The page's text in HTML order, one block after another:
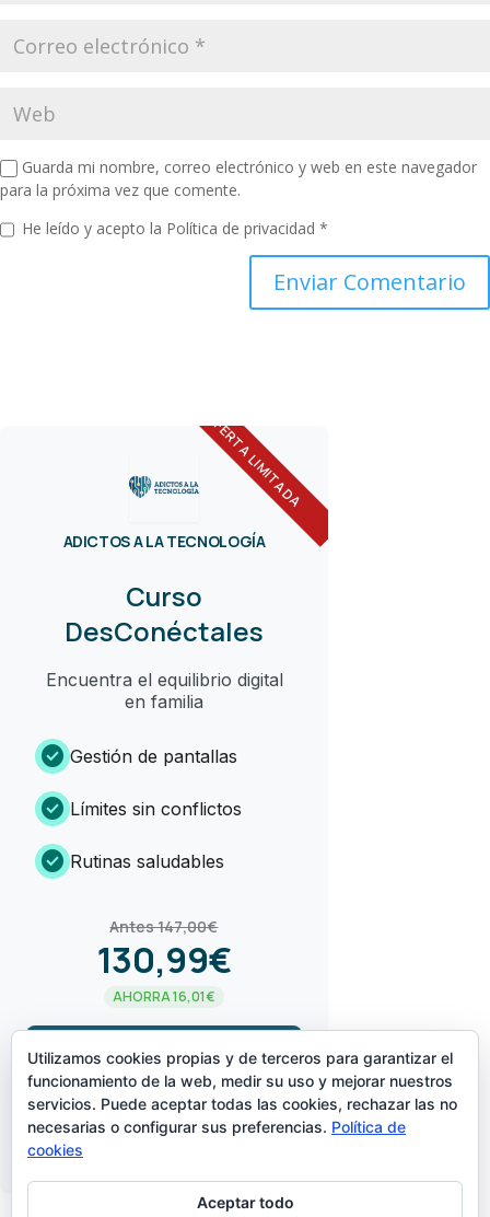
Guarda mi nombre, correo electrónico y web en este navegador
para la próxima vez que comente.
He leído y acepto la Política de privacidad *
OFERTA LIMITADA
ADICTOS A LA TECNOLOGÍA
Curso
DesConéctales
Encuentra el equilibrio digital
en familia
check_circle Gestión de pantallas
check_circle Límites sin conflictos
check_circle Rutinas saludables
Antes 147,00€
130,99€
AHORRA 16,01€
¡LO QUIERO!arrow_forward
CREADO POR
Utilizamos cookies propias y de terceros para garantizar el
funcionamiento de la web, medir su uso y mejorar nuestros
servicios. Puede aceptar todas las cookies, rechazar las no
necesarias o configurar sus preferencias. Política de
cookies
Aceptar todo